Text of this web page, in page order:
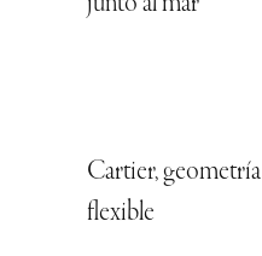
Cartier, geometría
flexible